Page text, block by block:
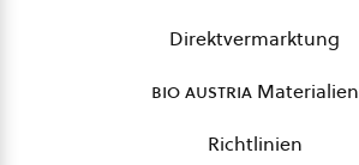
Direktvermarktung
bio austriaMaterialien
Richtlinien